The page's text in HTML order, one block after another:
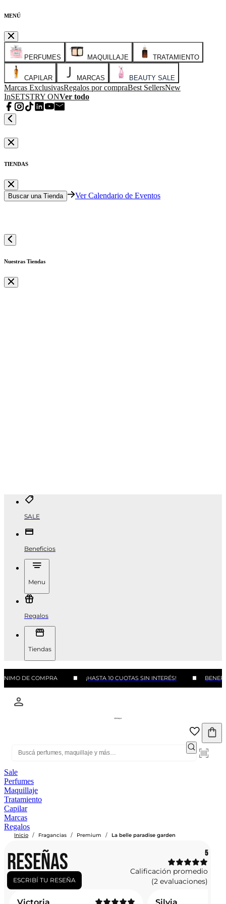
MENÚ
PERFUMES MAQUILLAJE TRATAMIENTO
CAPILAR MARCAS BEAUTY SALE
Marcas ExclusivasRegalos por compraBest SellersNew
InSETSTRY ONVer todo
TIENDAS
Buscar una Tienda Ver Calendario de Eventos
Nuestras Tiendas
SALE
Beneficios
Menu
Regalos
Tiendas
DE COMPRA ¡HASTA 10 CUOTAS SIN INTERÉS!
Sale
Perfumes
Maquillaje
Tratamiento
Capilar
Marcas
Regalos
Inicio / Fragancias / Premium / La belle paradise garden
RESEÑAS
ESCRIBÍ TU RESEÑA
5
Calificación promedio
(2 evaluaciones)